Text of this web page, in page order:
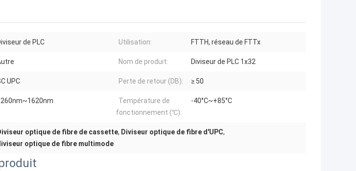
de PLC Utilisation: FTTH, réseau de FTTx
Nom de produit: Diviseur de PLC 1x32
UPC Perte de retour (DB): ≥ 50
Température de
fonctionnement (℃):
-40°C~+85°C
optique de fibre de cassette, Diviseur optique de fibre d'UPC,
optique de fibre multimode